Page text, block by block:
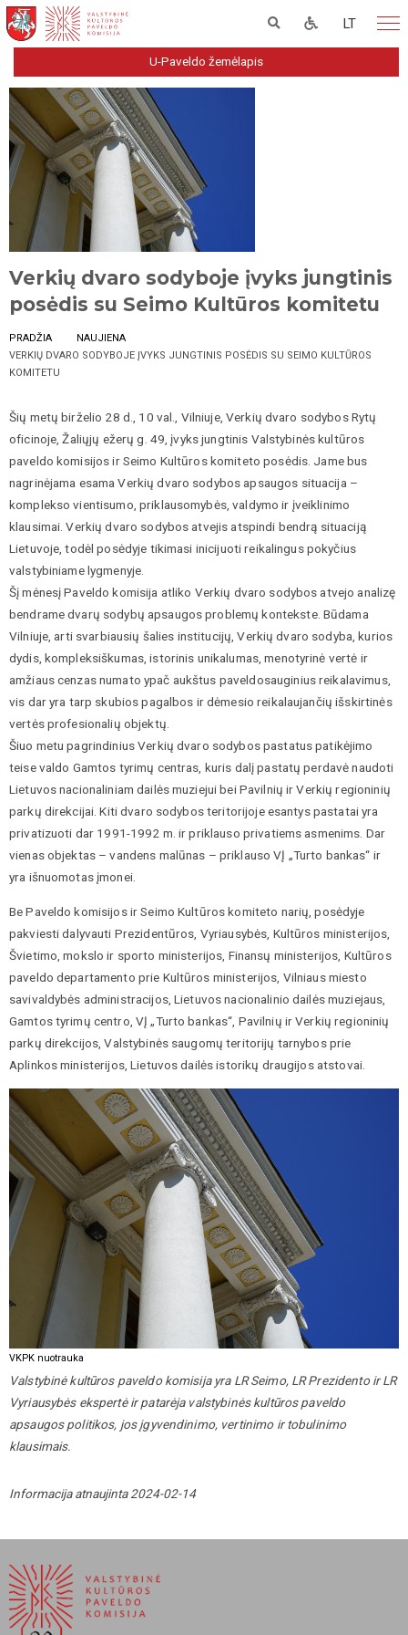
LT
U-Paveldo žemėlapis
Verkių dvaro sodyboje įvyks jungtinis
posėdis su Seimo Kultūros komitetu
PRADŽIA
NAUJIENA
VERKIŲ DVARO SODYBOJE ĮVYKS JUNGTINIS POSĖDIS SU SEIMO KULTŪROS
KOMITETU
Šių metų birželio 28 d., 10 val., Vilniuje, Verkių dvaro sodybos Rytų
oficinoje, Žaliųjų ežerų g. 49, įvyks jungtinis Valstybinės kultūros
paveldo komisijos ir Seimo Kultūros komiteto posėdis. Jame bus
nagrinėjama esama Verkių dvaro sodybos apsaugos situacija –
komplekso vientisumo, priklausomybės, valdymo ir įveiklinimo
klausimai. Verkių dvaro sodybos atvejis atspindi bendrą situaciją
Lietuvoje, todėl posėdyje tikimasi inicijuoti reikalingus pokyčius
valstybiniame lygmenyje.
Šį mėnesį Paveldo komisija atliko Verkių dvaro sodybos atvejo analizę
bendrame dvarų sodybų apsaugos problemų kontekste. Būdama
Vilniuje, arti svarbiausių šalies institucijų, Verkių dvaro sodyba, kurios
dydis, kompleksiškumas, istorinis unikalumas, menotyrinė vertė ir
amžiaus cenzas numato ypač aukštus paveldosauginius reikalavimus,
vis dar yra tarp skubios pagalbos ir dėmesio reikalaujančių išskirtinės
vertės profesionalių objektų.
Šiuo metu pagrindinius Verkių dvaro sodybos pastatus patikėjimo
teise valdo Gamtos tyrimų centras, kuris dalį pastatų perdavė naudoti
Lietuvos nacionaliniam dailės muziejui bei Pavilnių ir Verkių regioninių
parkų direkcijai. Kiti dvaro sodybos teritorijoje esantys pastatai yra
privatizuoti dar 1991-1992 m. ir priklauso privatiems asmenims. Dar
vienas objektas – vandens malūnas – priklauso VĮ „Turto bankas“ ir
yra išnuomotas įmonei.
Be Paveldo komisijos ir Seimo Kultūros komiteto narių, posėdyje
pakviesti dalyvauti Prezidentūros, Vyriausybės, Kultūros ministerijos,
Švietimo, mokslo ir sporto ministerijos, Finansų ministerijos, Kultūros
paveldo departamento prie Kultūros ministerijos, Vilniaus miesto
savivaldybės administracijos, Lietuvos nacionalinio dailės muziejaus,
Gamtos tyrimų centro, VĮ „Turto bankas“, Pavilnių ir Verkių regioninių
parkų direkcijos, Valstybinės saugomų teritorijų tarnybos prie
Aplinkos ministerijos, Lietuvos dailės istorikų draugijos atstovai.
VKPK nuotrauka
Valstybinė kultūros paveldo komisija yra LR Seimo, LR Prezidento ir LR
Vyriausybės ekspertė ir patarėja valstybinės kultūros paveldo
apsaugos politikos, jos įgyvendinimo, vertinimo ir tobulinimo
klausimais.
Informacija atnaujinta 2024-02-14